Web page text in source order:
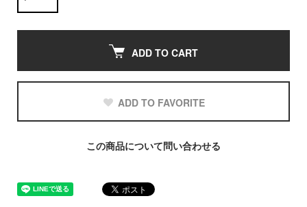
ADD TO CART
ADD TO FAVORITE
この商品について問い合わせる